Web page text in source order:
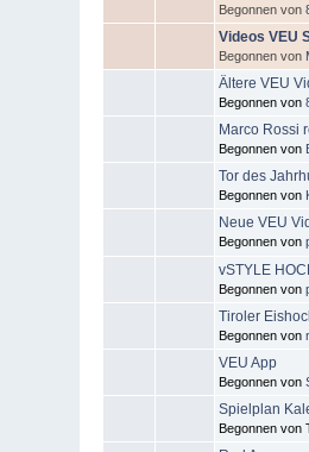
Begonnen von
Videos VEU
Begonnen von
Ältere VEU
Begonnen von
Marco Rossi
Begonnen von
Tor des
Begonnen von
Neue VEU
Begonnen von
vSTYLE
Begonnen von
Tiroler
Begonnen von
VEU App
Begonnen von
Spielplan
Begonnen von